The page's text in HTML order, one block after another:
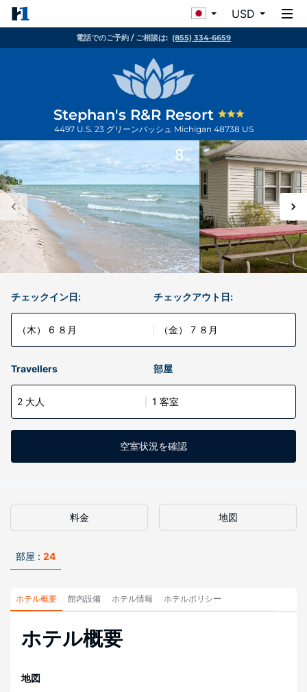
USD
電話でのご予約 / ご相談は: (855) 334-6659
Stephan's R&R Resort
4497 U.S. 23 グリーンバッシュ Michigan 48738 US
チェックイン日:
（木） 6 ８月
チェックアウト日:
（金） 7 ８月
Travellers 部屋
2 大人 1 客室
空室状況を確認
料金 地図
部屋 : 24
ホテル概要 館内設備 ホテル情報 ホテルポリシー
ホテル概要
地図